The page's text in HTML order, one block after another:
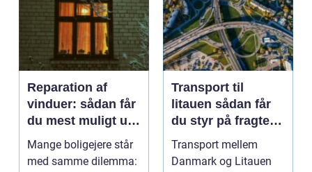
Reparation af
vinduer: sådan får
du mest muligt ud
af dine gamle
vinduer
Mange boligejere står
med samme dilemma:
Transport til
litauen sådan får
du styr på fragten
til baltikum
Transport mellem
Danmark og Litauen